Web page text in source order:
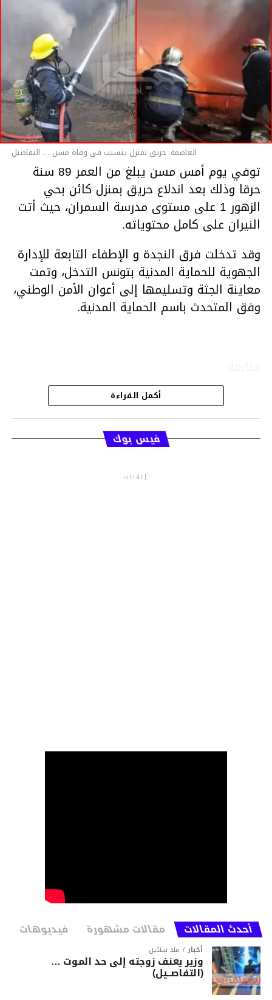
العاصمة: حريق بمنزل يتسبب في وفاة مسن ... التفاصيل
توفي يوم أمس مسن يبلغ من العمر 89 سنة
حرقا وذلك بعد اندلاع حريق بمنزل كائن بحي
الزهور 1 على مستوى مدرسة السمران، حيث أتت
النيران على كامل محتوياته.
وقد تدخلت فرق النجدة و الإطفاء التابعة للإدارة
الجهوية للحماية المدنية بتونس التدخل، وتمت
معاينة الجثة وتسليمها إلى أعوان الأمن الوطني،
وفق المتحدث باسم الحماية المدنية.
قسم الاخبار
أكمل القراءة
فيس بوك
إعلانات
أحدث المقالات مقالات مشهورة فيديوهات
أخبار منذ سنتين
وزير يعنف زوجته إلى حد الموت …
(التفاصــيل)